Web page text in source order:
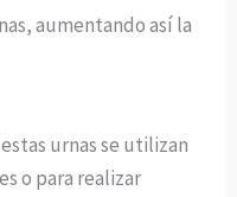
aumentando así la
urnas se utilizan
o para realizar